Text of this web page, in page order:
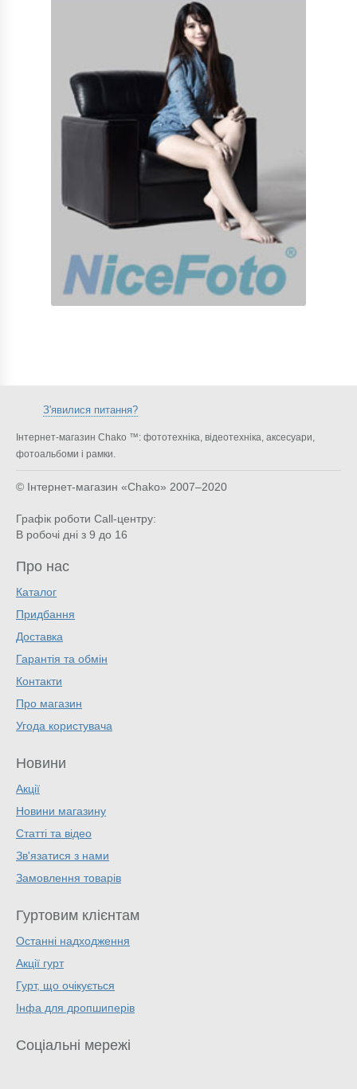
З'явилися питання?
Інтернет-магазин Chako ™: фототехніка, відеотехніка, аксесуари,
фотоальбоми і рамки.
© Інтернет-магазин «Chako» 2007–2020
Графік роботи Call-центру:
В робочі дні з 9 до 16
Про нас
Каталог
Придбання
Доставка
Гарантія та обмін
Контакти
Про магазин
Угода користувача
Новини
Акції
Новини магазину
Статті та відео
Зв'язатися з нами
Замовлення товарів
Гуртовим клієнтам
Останні надходження
Акції гурт
Гурт, що очікується
Інфа для дропшиперів
Соціальні мережі